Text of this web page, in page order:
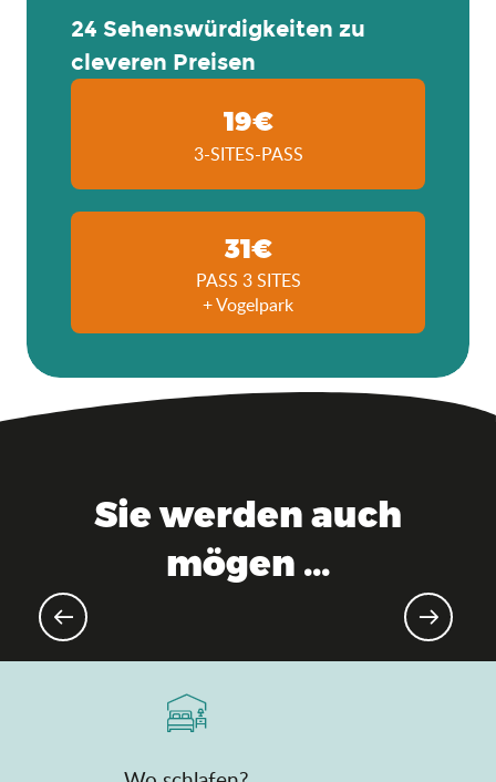
24 Sehenswürdigkeiten zu
cleveren Preisen
19€
3-SITES-PASS
31€
PASS 3 SITES
+ Vogelpark
Sie werden auch
mögen ...